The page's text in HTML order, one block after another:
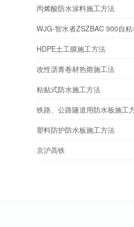
丙烯酸防水涂料施工方法
WJG-智水者ZSZBAC 900自
HDPE土工膜施工方法
改性沥青卷材热熔施工法
粘贴式防水施工方法
铁路、公路隧道用防水板施工
塑料防护防水板施工方法
京沪高铁